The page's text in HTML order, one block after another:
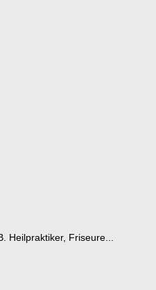
Heilpraktiker, Friseure...